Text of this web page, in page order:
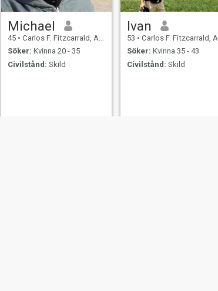
Michael
45 • Carlos F. Fitzcarrald, Ancash, Peru
Söker: Kvinna 20 - 35
Civilstånd: Skild
Ivan
53 • Carlos F. Fitzcarrald, Ancash, Peru
Söker: Kvinna 35 - 43
Civilstånd: Skild